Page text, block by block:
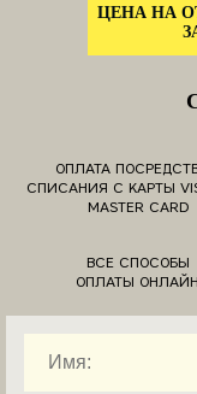
ЦЕНА НА
ОПЛАТА
СПИСАНИЯ С КАРТЫ
MASTER CARD
ВСЕ СПОСОБЫ
ОПЛАТЫ ОНЛАЙН